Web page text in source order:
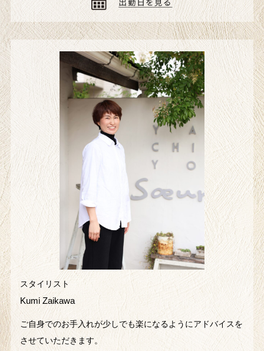
スタイリスト
Kumi Zaikawa
ご自身でのお手入れが少しでも楽になるようにアドバイスを
させていただきます。